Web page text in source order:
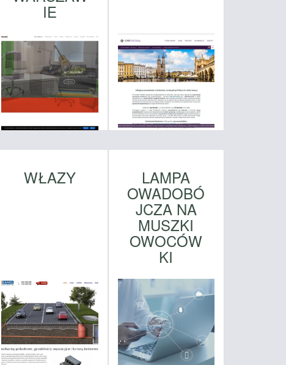
IE
WŁAZY LAMPA
OWADOBÓ
JCZA NA
MUSZKI
OWOCÓW
KI